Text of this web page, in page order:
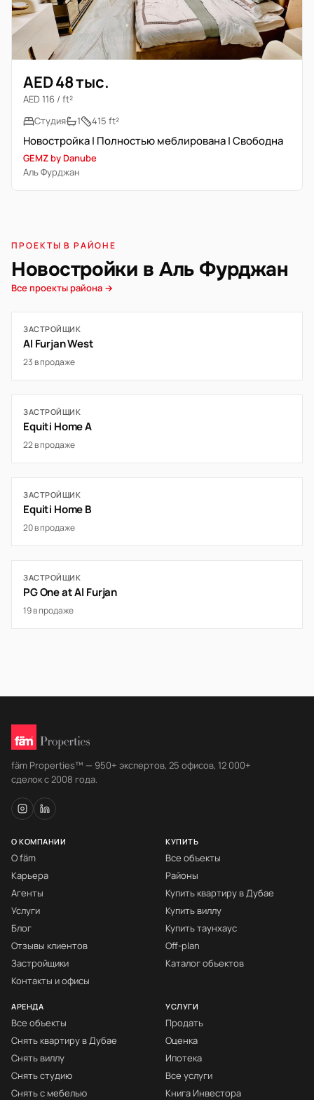
AED 48 тыс.
AED 116 / ft²
Студия
1 415 ft²
Новостройка | Полностью меблирована | Свободна
GEMZ by Danube
Аль Фурджан
ПРОЕКТЫ В РАЙОНЕ
Новостройки в Аль Фурджан
Все проекты района →
ЗАСТРОЙЩИК
Al Furjan West
23 в продаже
ЗАСТРОЙЩИК
Equiti Home A
22 в продаже
ЗАСТРОЙЩИК
Equiti Home B
20 в продаже
ЗАСТРОЙЩИК
PG One at Al Furjan
19 в продаже
fäm Properties™ — 950+ экспертов, 25 офисов, 12 000+
сделок с 2008 года.
О КОМПАНИИ
О fäm
Карьера
Агенты
Услуги
Блог
Отзывы клиентов
Застройщики
Контакты и офисы
КУПИТЬ
Все объекты
Районы
Купить квартиру в Дубае
Купить виллу
Купить таунхаус
Off-plan
Каталог объектов
АРЕНДА
Все объекты
Снять квартиру в Дубае
Снять виллу
Снять студию
Снять с мебелью
УСЛУГИ
Продать
Оценка
Ипотека
Все услуги
Книга Инвестора